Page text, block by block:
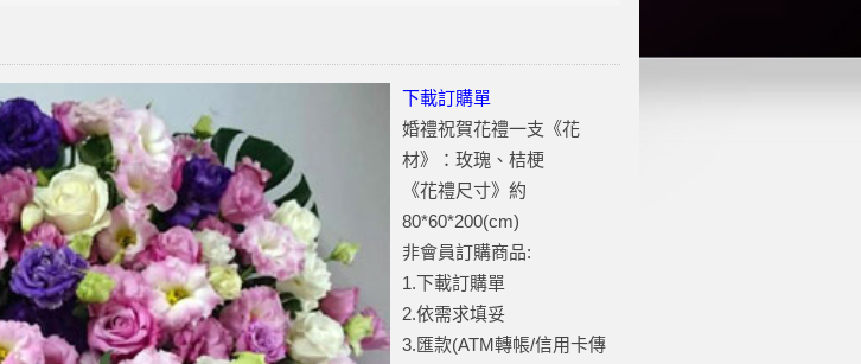
下載訂購單
婚禮祝賀花禮一支《花
材》：玫瑰、桔梗
《花禮尺寸》約
80*60*200(cm)
非會員訂購商品:
1.下載訂購單
2.依需求填妥
3.匯款(ATM轉帳/信用卡傳